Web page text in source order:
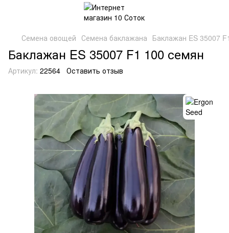
Семена овощей Семена баклажана Баклажан ES 35007
Баклажан ES 35007 F1 100 семян
Артикул: 22564 Оставить отзыв